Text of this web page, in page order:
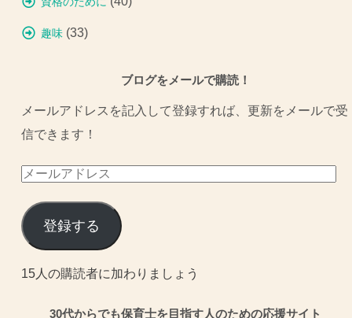
趣味 (33)
ブログをメールで購読！
メールアドレスを記入して登録すれば、更新をメールで受
信できます！
メ
ル
ア
ド
登録する
15人の購読者に加わりましょう
30代からでも保育士を目指す人のための応援サイト